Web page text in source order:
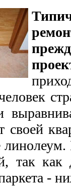
своей
линолеум.
так
-